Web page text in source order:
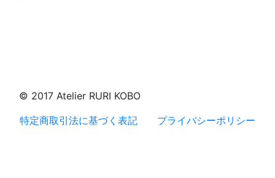
© 2017 Atelier RURI KOBO
特定商取引法に基づく表記
プライバシーポリシー